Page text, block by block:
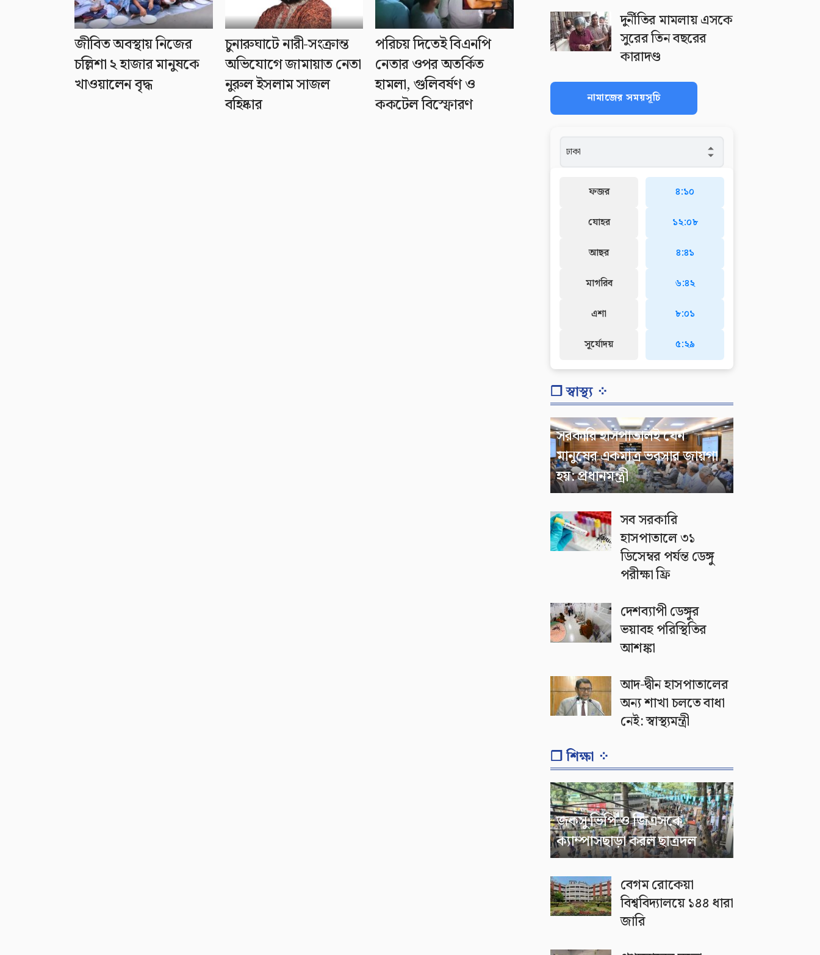
জীবিত অবস্থায় নিজের
চল্লিশা ২ হাজার মানুষকে
খাওয়ালেন বৃদ্ধ
চুনারুঘাটে নারী-সংক্রান্ত
অভিযোগে জামায়াত নেতা
নুরুল ইসলাম সাজল
বহিষ্কার
পরিচয় দিতেই বিএনপি
নেতার ওপর অতর্কিত
হামলা, গুলিবর্ষণ ও
ককটেল বিস্ফোরণ
দুর্নীতির মামলায় এসকে
সুরের তিন বছরের
কারাদণ্ড
নামাজের সময়সূচি
ফজর
যোহর
আছর
মাগরিব
এশা
সূর্যোদয়
৪:১০
১২:০৮
৪:৪১
৬:৪২
৮:০১
৫:২৯
❐ স্বাস্থ্য ⁘
সরকারি হাসপাতালই যেন
মানুষের একমাত্র ভরসার জায়গা
হয়: প্রধানমন্ত্রী
সব সরকারি
হাসপাতালে ৩১
ডিসেম্বর পর্যন্ত ডেঙ্গু
পরীক্ষা ফ্রি
দেশব্যাপী ডেঙ্গুর
ভয়াবহ পরিস্থিতির
আশঙ্কা
আদ-দ্বীন হাসপাতালের
অন্য শাখা চলতে বাধা
নেই: স্বাস্থ্যমন্ত্রী
❐ শিক্ষা ⁘
জকসু ভিপি ও জিএসকে
ক্যাম্পাসছাড়া করল ছাত্রদল
বেগম রোকেয়া
বিশ্ববিদ্যালয়ে ১৪৪ ধারা
জারি